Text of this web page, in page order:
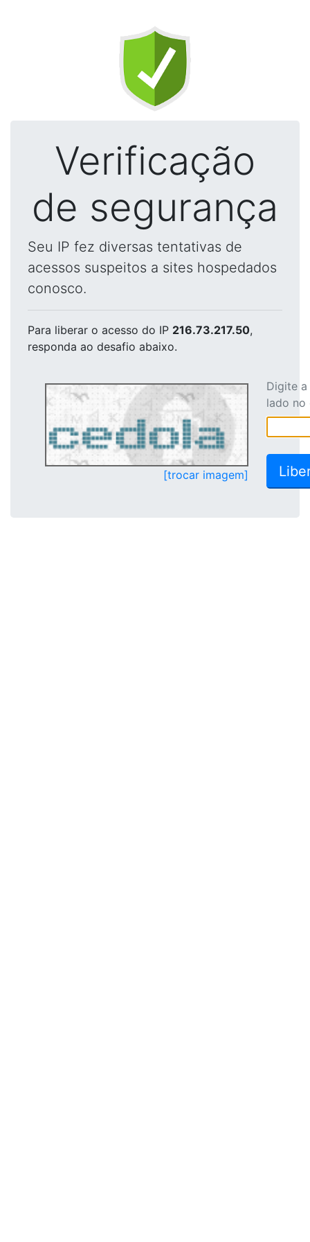
Verificação
de segurança
Seu IP fez diversas tentativas de
acessos suspeitos a sites hospedados
conosco.
Para liberar o acesso do IP 216.73.217.50,
responda ao desafio abaixo.
[trocar imagem]
Digite
lado no